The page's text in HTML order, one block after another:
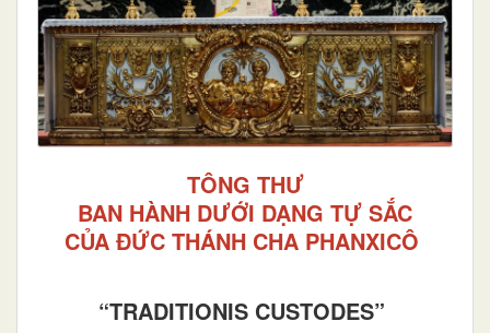
TÔNG THƯ
BAN HÀNH DƯỚI DẠNG TỰ SẮC
CỦA ĐỨC THÁNH CHA PHANXICÔ
“TRADITIONIS CUSTODES”